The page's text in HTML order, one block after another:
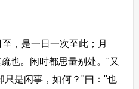
是一日一次至此；月
也。闲时都思量别处。"又
只是闲事，如何？"曰："也